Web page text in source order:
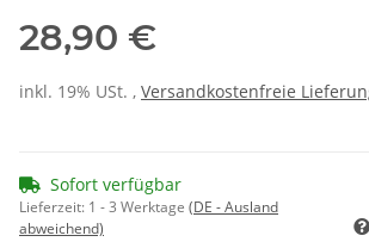
28,90 €
inkl. 19% USt. , Versandkostenfreie
Sofort verfügbar
Lieferzeit: 1 - 3 Werktage (DE - Ausland
abweichend)